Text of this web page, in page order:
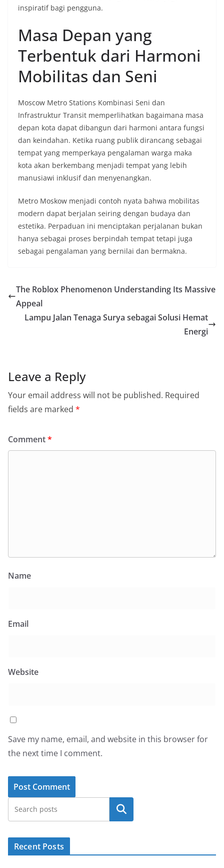
inspiratif bagi pengguna.
Masa Depan yang
Terbentuk dari Harmoni
Mobilitas dan Seni
Moscow Metro Stations Kombinasi Seni dan
Infrastruktur Transit memperlihatkan bagaimana masa
depan kota dapat dibangun dari harmoni antara fungsi
dan keindahan. Ketika ruang publik dirancang sebagai
tempat yang memperkaya pengalaman warga maka
kota akan berkembang menjadi tempat yang lebih
manusiawi inklusif dan menyenangkan.
Metro Moskow menjadi contoh nyata bahwa mobilitas
modern dapat berjalan seiring dengan budaya dan
estetika. Perpaduan ini menciptakan perjalanan bukan
hanya sebagai proses berpindah tempat tetapi juga
sebagai pengalaman yang bernilai dan bermakna.
The Roblox Phenomenon Understanding Its Massive
Appeal
Lampu Jalan Tenaga Surya sebagai Solusi Hemat
Energi
Leave a Reply
Your email address will not be published. Required
fields are marked *
Comment*
Name
Email
Website
Save my name, email, and website in this browser for
the next time I comment.
Search
Recent Posts